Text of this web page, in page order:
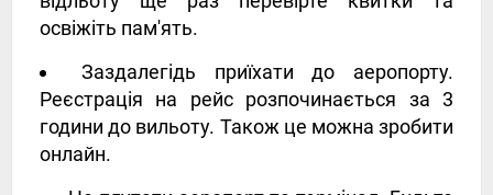
освіжіть пам'ять.
Заздалегідь приїхати до аеропорту.
Реєстрація на рейс розпочинається за 3
години до вильоту. Також це можна зробити
онлайн.